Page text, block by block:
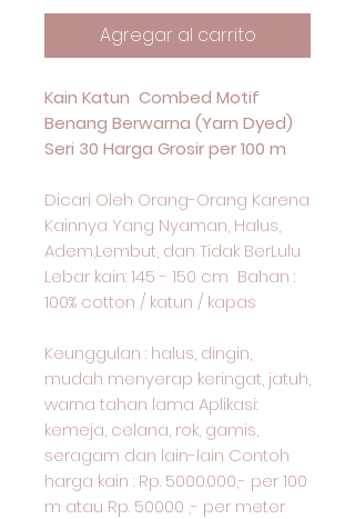
Agregar al carrito
Kain Katun Combed Motif
Benang Berwarna (Yarn Dyed)
Seri 30 Harga Grosir per 100 m
Dicari Oleh Orang-Orang Karena
Kainnya Yang Nyaman, Halus,
Adem,Lembut, dan Tidak BerLulu
Lebar kain: 145 - 150 cm Bahan :
100% cotton / katun / kapas
Keunggulan : halus, dingin,
mudah menyerap keringat, jatuh,
warna tahan lama Aplikasi:
kemeja, celana, rok, gamis,
seragam dan lain-lain Contoh
harga kain : Rp. 5000.000,- per 100
m atau Rp. 50000 ,- per meter